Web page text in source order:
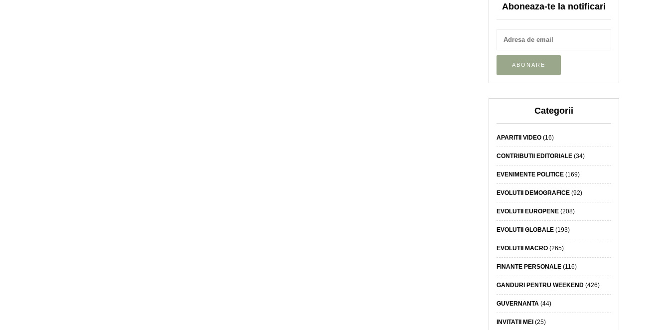
Aboneaza-te la notificari
Categorii
APARITII VIDEO(16)
CONTRIBUTII EDITORIALE(34)
EVENIMENTE POLITICE(169)
EVOLUTII DEMOGRAFICE(92)
EVOLUTII EUROPENE(208)
EVOLUTII GLOBALE(193)
EVOLUTII MACRO(265)
FINANTE PERSONALE(116)
GANDURI PENTRU WEEKEND(426)
GUVERNANTA (44)
INVITATII MEI(25)